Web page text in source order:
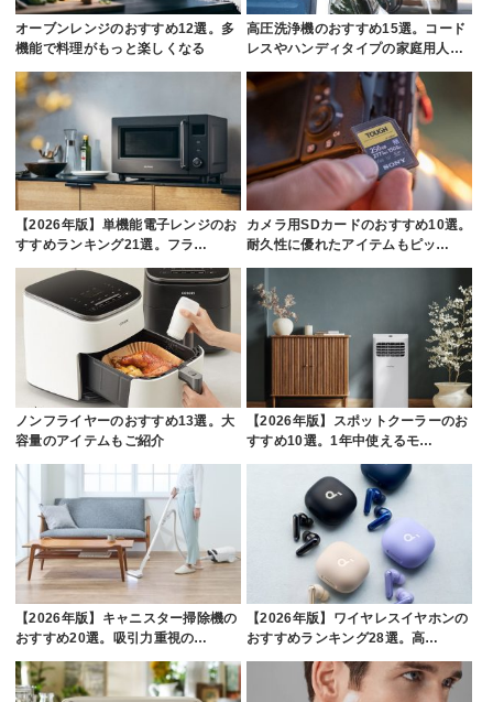
オーブンレンジのおすすめ12選。多
機能で料理がもっと楽しくなる
高圧洗浄機のおすすめ15選。コード
レスやハンディタイプの家庭用人…
【2026年版】単機能電子レンジのお
すすめランキング21選。フラ…
カメラ用SDカードのおすすめ10選。
耐久性に優れたアイテムもピッ…
ノンフライヤーのおすすめ13選。大
容量のアイテムもご紹介
【2026年版】スポットクーラーのお
すすめ10選。1年中使えるモ…
【2026年版】キャニスター掃除機の
おすすめ20選。吸引力重視の…
【2026年版】ワイヤレスイヤホンの
おすすめランキング28選。高…